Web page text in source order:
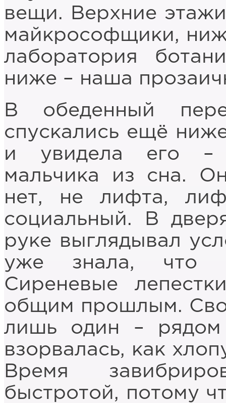
вещи. Верхние
майкрософщики,
лаборатория
ниже – наша
В обеденный
спускались ещё
и увидела его –
мальчика из сна.
нет, не лифта,
социальный. В
руке выглядывал
уже знала, что
Сиреневые
общим прошлым.
лишь один –
взорвалась, как
Время
быстротой, потому